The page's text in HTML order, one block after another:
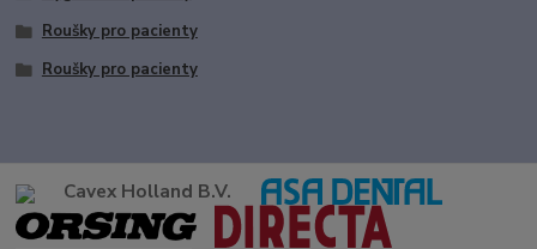
Roušky pro pacienty
Roušky pro pacienty
Cavex Holland B.V.